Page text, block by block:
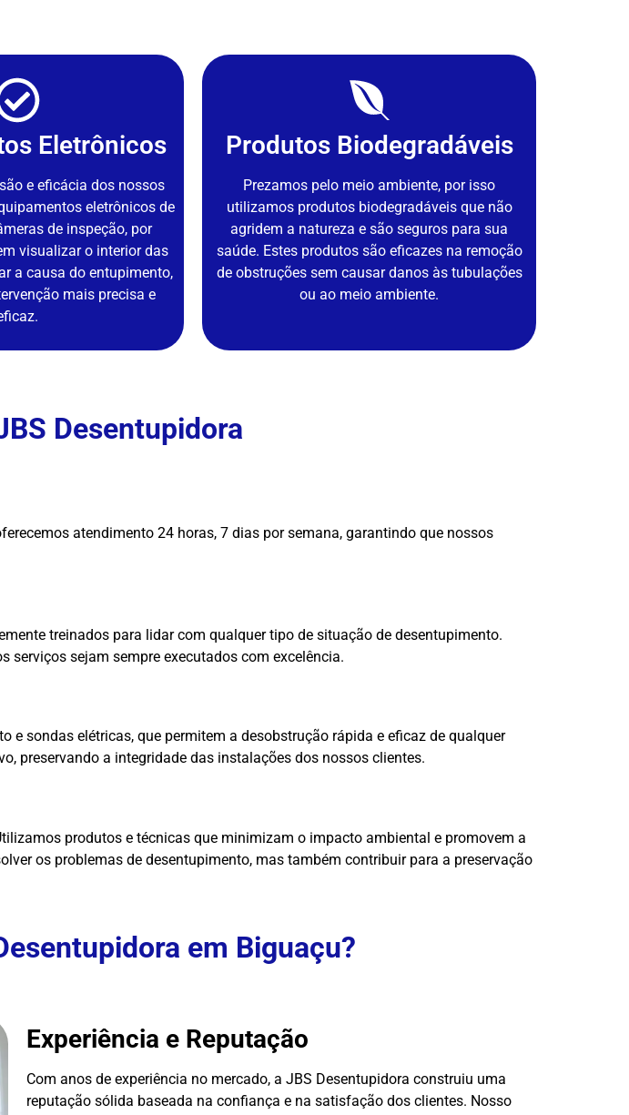
Eletrônicos
e eficácia dos nossos
eletrônicos de
de inspeção, por
visualizar o interior das
a causa do entupimento,
mais precisa e
Produtos Biodegradáveis
Prezamos pelo meio ambiente, por isso
utilizamos produtos biodegradáveis que não
agridem a natureza e são seguros para sua
saúde. Estes produtos são eficazes na remoção
de obstruções sem causar danos às tubulações
ou ao meio ambiente.
Desentupidora
atendimento 24 horas, 7 dias por semana, garantindo que nossos
treinados para lidar com qualquer tipo de situação de desentupimento.
serviços sejam sempre executados com excelência.
sondas elétricas, que permitem a desobstrução rápida e eficaz de qualquer
preservando a integridade das instalações dos nossos clientes.
produtos e técnicas que minimizam o impacto ambiental e promovem a
os problemas de desentupimento, mas também contribuir para a preservação
em Biguaçu?
Experiência e Reputação
Com anos de experiência no mercado, a JBS Desentupidora construiu uma
reputação sólida baseada na confiança e na satisfação dos clientes. Nosso